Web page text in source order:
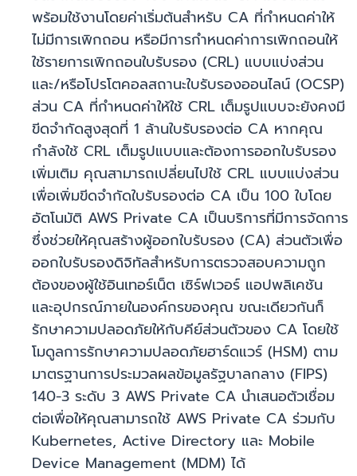
พร้อมใช้งานโดยค่าเริ่มต้นสำหรับ CA ที่กำหนดค่าให้
ไม่มีการเพิกถอน หรือมีการกำหนดค่าการเพิกถอนให้
ใช้รายการเพิกถอนใบรับรอง (CRL) แบบแบ่งส่วน
และ/หรือโปรโตคอลสถานะใบรับรองออนไลน์ (OCSP)
ส่วน CA ที่กำหนดค่าให้ใช้ CRL เต็มรูปแบบจะยังคงมี
ขีดจำกัดสูงสุดที่ 1 ล้านใบรับรองต่อ CA หากคุณ
กำลังใช้ CRL เต็มรูปแบบและต้องการออกใบรับรอง
เพิ่มเติม คุณสามารถเปลี่ยนไปใช้ CRL แบบแบ่งส่วน
เพื่อเพิ่มขีดจำกัดใบรับรองต่อ CA เป็น 100 ใบโดย
อัตโนมัติ AWS Private CA เป็นบริการที่มีการจัดการ
ซึ่งช่วยให้คุณสร้างผู้ออกใบรับรอง (CA) ส่วนตัวเพื่อ
ออกใบรับรองดิจิทัลสำหรับการตรวจสอบความถูก
ต้องของผู้ใช้อินเทอร์เน็ต เซิร์ฟเวอร์ แอปพลิเคชัน
และอุปกรณ์ภายในองค์กรของคุณ ขณะเดียวกันก็
รักษาความปลอดภัยให้กับคีย์ส่วนตัวของ CA โดยใช้
โมดูลการรักษาความปลอดภัยฮาร์ดแวร์ (HSM) ตาม
มาตรฐานการประมวลผลข้อมูลรัฐบาลกลาง (FIPS)
140-3 ระดับ 3 AWS Private CA นำเสนอตัวเชื่อม
ต่อเพื่อให้คุณสามารถใช้ AWS Private CA ร่วมกับ
Kubernetes, Active Directory และ Mobile
Device Management (MDM) ได้